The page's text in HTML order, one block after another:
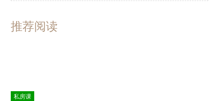
推荐阅读
私房课